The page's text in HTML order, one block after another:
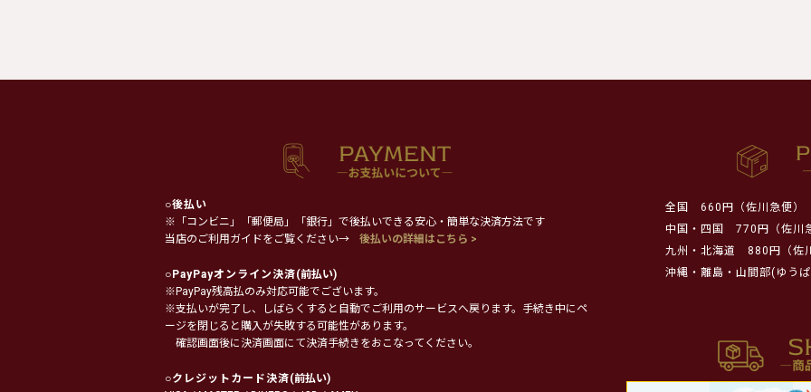
○後払い
※「コンビニ」「郵便局」「銀行」で後払いできる安心・簡単な決済方法です
当店のご利用ガイドをご覧ください→
後払いの詳細はこちら >
○PayPayオンライン決済(前払い)
※PayPay残高払のみ対応可能でございます。
※支払いが完了し、しばらくすると自動でご利用のサービスへ戻ります。手続き中にペ
ージを閉じると購入が失敗する可能性があります。
確認画面後に決済画面にて決済手続きをおこなってください。
○クレジットカード決済(前払い)
全国
660円（佐川急便）
中国・四国
770円（佐川
九州・北海道
880円（佐
沖縄・離島・山間部(ゆう